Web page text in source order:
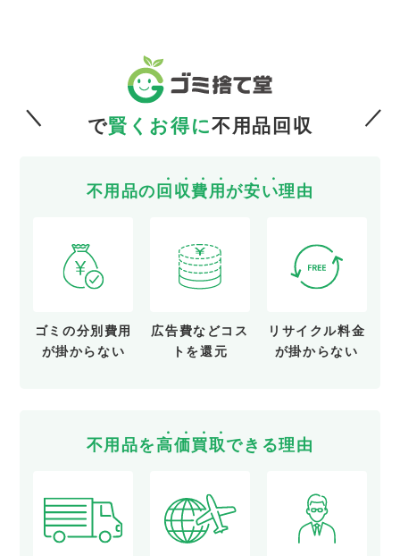
で賢くお得に不用品回収
不用品の 回 収費用 が安い理由
ゴミの分別費用
が掛からない
広告費などコス
トを還元
リサイクル料金
が掛からない
不用品を高価買取できる理由